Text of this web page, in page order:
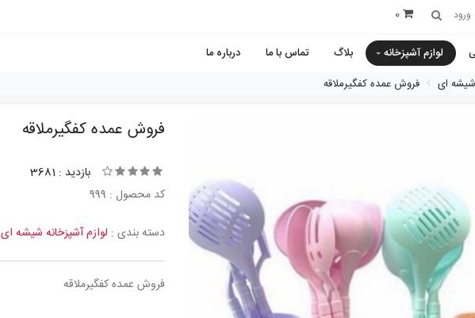
ورود 0
لوازم آشپزخانه بلاگ تماس با ما
درباره ما
شیشه ای فروش عمده کفگیرملاقه
فروش عمده کفگیرملاقه
بازدید : 3681
کد محصول : 999
دسته بندی : لوازم آشپزخانه شیشه ای
فروش عمده کفگیرملاقه